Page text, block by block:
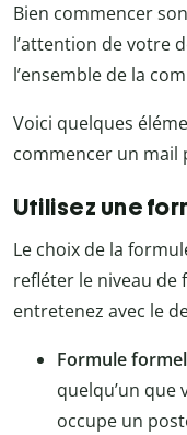
Bien commencer
l’attention de votre
l’ensemble de la
Voici quelques
commencer un mail
Utilisez une
Le choix de la
refléter le niveau de
entretenez avec le
Formule
quelqu’un que
occupe un